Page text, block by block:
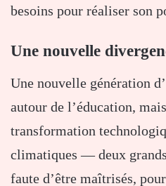
besoins pour réaliser son
Une nouvelle
Une nouvelle génération
autour de l’éducation,
transformation
climatiques — deux
faute d’être maîtrisés,